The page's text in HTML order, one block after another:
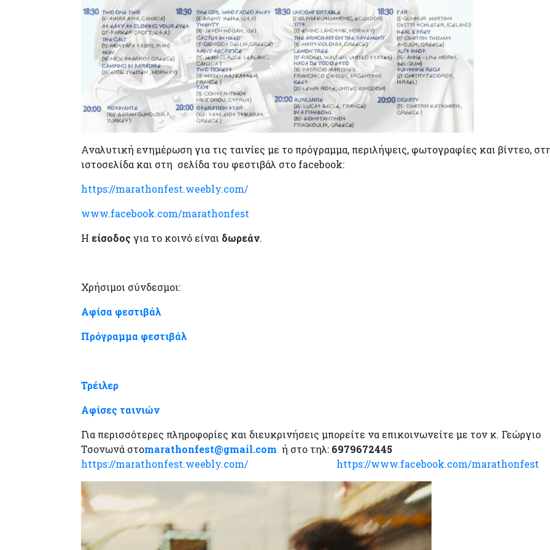
Αναλυτική ενημέρωση για τις ταινίες με το πρόγραμμα, περιλήψεις, φωτογραφίες και βίντεο,
ιστοσελίδα και στη σελίδα του φεστιβάλ στο facebook:
https://marathonfest.weebly.com/
www.facebook.com/marathonfest
Η είσοδοςγια το κοινό είναι δωρεάν.
Χρήσιμοι σύνδεσμοι:
Αφίσα φεστιβάλ
Πρόγραμμα φεστιβάλ
Τρέιλερ
Αφίσες ταινιών
Για περισσότερες πληροφορίες και διευκρινήσεις μπορείτε να επικοινωνείτε με τον κ. Γεώργιο
Τσονωνά στοmarathonfest@gmail.com ή στο τηλ: 6979672445
https://marathonfest.weebly.com/
https://www.facebook.com/marathonfest